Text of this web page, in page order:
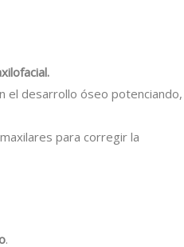
el desarrollo óseo potenciando,
para corregir la
.